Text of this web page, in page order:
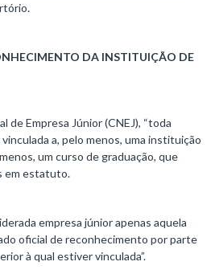
DA INSTITUIÇÃO DE
de Empresa Júnior (CNEJ), “toda
a, pelo menos, uma instituição
um curso de graduação, que
em estatuto.
empresa júnior apenas aquela
oficial de reconhecimento por parte
à qual estiver vinculada”.